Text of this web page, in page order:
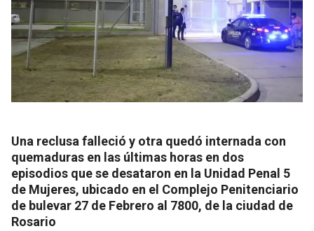
Una reclusa falleció y otra quedó internada con
quemaduras en las últimas horas en dos
episodios que se desataron en la Unidad Penal 5
de Mujeres, ubicado en el Complejo Penitenciario
de bulevar 27 de Febrero al 7800, de la ciudad de
Rosario